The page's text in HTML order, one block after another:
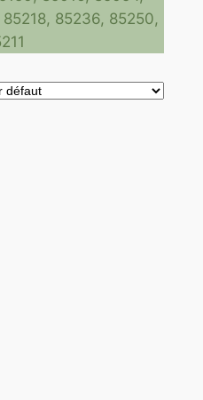
85236, 85250,